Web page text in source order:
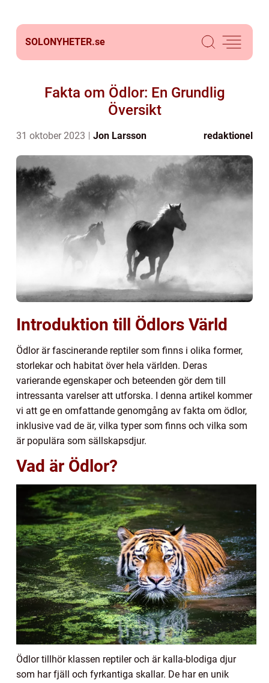
SOLONYHETER.se
Fakta om Ödlor: En Grundlig
Översikt
31 oktober 2023 Jon Larsson redaktionel
Introduktion till Ödlors Värld
Ödlor är fascinerande reptiler som finns i olika former,
storlekar och habitat över hela världen. Deras
varierande egenskaper och beteenden gör dem till
intressanta varelser att utforska. I denna artikel kommer
vi att ge en omfattande genomgång av fakta om ödlor,
inklusive vad de är, vilka typer som finns och vilka som
är populära som sällskapsdjur.
Vad är Ödlor?
Ödlor tillhör klassen reptiler och är kalla-blodiga djur
som har fjäll och fyrkantiga skallar. De har en unik